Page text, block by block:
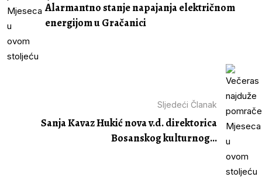
Alarmantno stanje napajanja električnom
energijom u Gračanici
Sljedeći Članak
Sanja Kavaz Hukić nova v.d. direktorica
Bosanskog kulturnog...